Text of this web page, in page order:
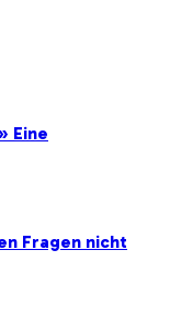
Eine
Fragen nicht